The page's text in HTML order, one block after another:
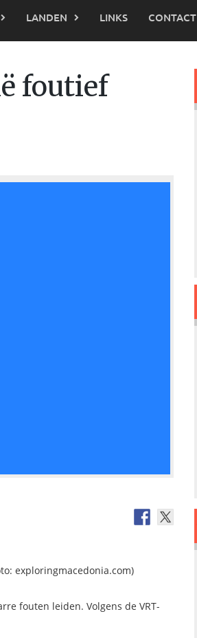
LANDEN LINKS CONTACT
foutief
exploringmacedonia.com)
fouten leiden. Volgens de VRT-